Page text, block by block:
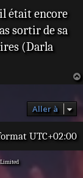
il était encore
sortir de sa
(Darla
Aller à
UTC+02:00